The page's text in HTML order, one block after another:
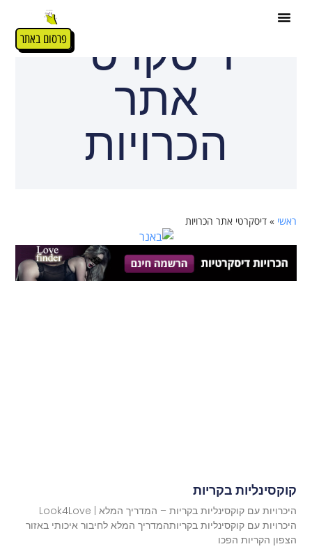
פרסום באתר דיסקרטי
אתר
הכרויות
ראשי »דיסקרטי אתר הכרויות
קוקסינליות בקריות
היכרויות עם קוקסינליות בקריות – המדריך המלא | Look4Love
היכרויות עם קוקסינליות בקריותהמדריך המלא לחיבור איכותי באזור
הצפון הקריות הפכו